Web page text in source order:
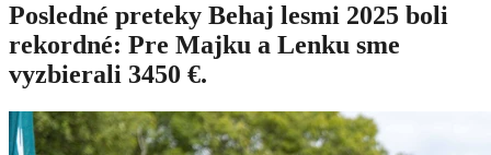
Posledné preteky Behaj lesmi 2025 boli
rekordné: Pre Majku a Lenku sme
vyzbierali 3450 €.